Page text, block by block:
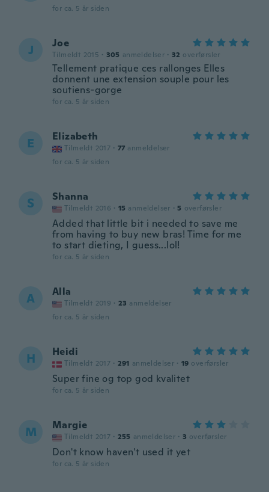
for ca. 5 år siden
J Joe
Tilmeldt 2015 · 305 anmeldelser · 32 overførsler
Tellement pratique ces rallonges Elles
donnent une extension souple pour les
soutiens-gorge
for ca. 5 år siden
E Elizabeth
Tilmeldt 2017 · 77 anmeldelser
for ca. 5 år siden
S Shanna
Tilmeldt 2016 · 15 anmeldelser · 5 overførsler
Added that little bit i needed to save me
from having to buy new bras! Time for me
to start dieting, I guess...lol!
for ca. 5 år siden
A Alla
Tilmeldt 2019 · 23 anmeldelser
for ca. 5 år siden
H Heidi
Tilmeldt 2017 · 291 anmeldelser · 19 overførsler
Super fine og top god kvalitet
for ca. 5 år siden
M Margie
Tilmeldt 2017 · 255 anmeldelser · 3 overførsler
Don't know haven't used it yet
for ca. 5 år siden